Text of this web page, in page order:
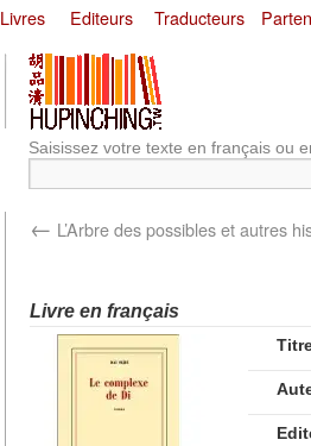
Livres Editeurs Traducteurs
Saisissez votre texte en français ou
← L’Arbre des possibles et autres
Livre en français